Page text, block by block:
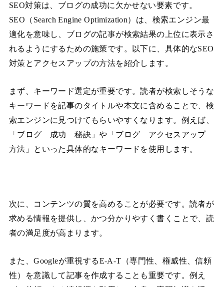
SEO対策は、ブログの成功に欠かせない要素です。
SEO（Search Engine Optimization）は、検索エンジン最
適化を意味し、ブログの記事が検索結果の上位に表示さ
れるようにするための施策です。以下に、具体的なSEO
対策とアクセスアップの方法を紹介します。
まず、キーワード選定が重要です。読者が検索しそうな
キーワードを記事のタイトルや本文に含めることで、検
索エンジンに見つけてもらいやすくなります。例えば、
「ブログ 成功 秘訣」や「ブログ アクセスアップ
方法」といった具体的なキーワードを使用します。
次に、コンテンツの質を高めることが必要です。読者が
求める情報を提供し、かつ分かりやすく書くことで、読
者の満足度が高まります。
また、Googleが重視するE-A-T（専門性、権威性、信頼
性）を意識して記事を作成することも重要です。例え